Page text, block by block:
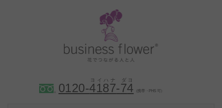
0120-4187-74 （携帯・PHS 可）